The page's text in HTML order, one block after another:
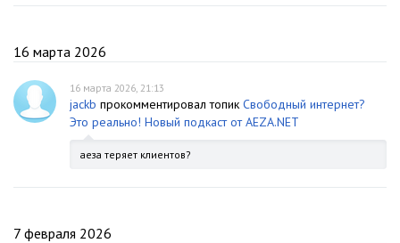
16 марта 2026
16 марта 2026, 21:13
jackb прокомментировал топик Свободный интернет?
Это реально! Новый подкаст от AEZA.NET
аеза теряет клиентов?
7 февраля 2026